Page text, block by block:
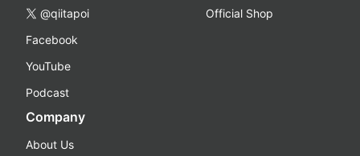
@qiitapoi
Facebook
YouTube
Podcast
Official Shop
Company
About Us